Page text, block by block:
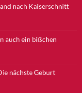
nach Kaiserschnitt
auch ein bißchen
nächste Geburt